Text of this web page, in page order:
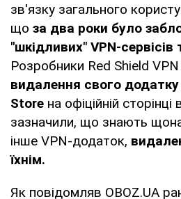
зв'язку загального
що за два роки було
"шкідливих" VPN-
Розробники Red Shield VPN
видалення свого додатку
Store на офіційній
зазначили, що знають
інше VPN-додаток,
їхнім.
Як повідомляв OBOZ.UA